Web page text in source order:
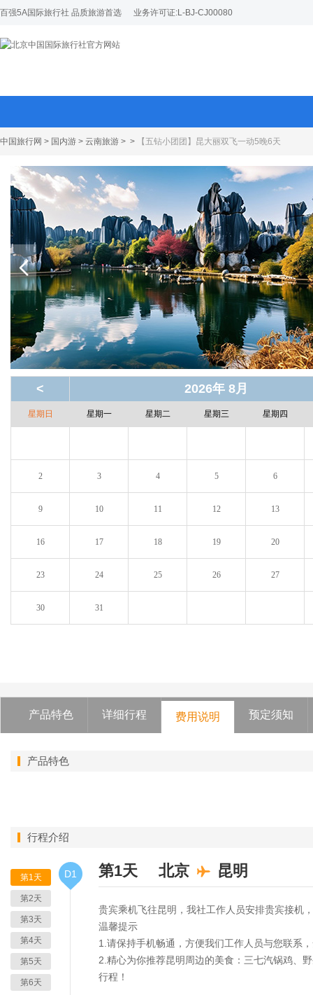
百强5A国际旅行社 品质旅游首选 业务许可证:L-BJ-CJ00080
中国旅行网 > 国内游 > 云南旅游 > > 【五钻小团团】昆大丽双飞一动5晚6天
< 2026年 8月
星期日 星期一 星期二 星期三 星期四
2 3 4 5 6
9 10 11 12 13
16 17 18 19 20
23 24 25 26 27
30 31
产品特色 详细行程 费用说明 预定须知
产品特色
行程介绍
第1天
第2天
第3天
第4天
第5天
第6天
D1 第1天 北京 昆明
贵宾乘机飞往昆明，我社工作人员安排贵宾接机
温馨提示
1.请保持手机畅通，方便我们工作人员与您联系
2.精心为你推荐昆明周边的美食：三七汽锅鸡、
行程！